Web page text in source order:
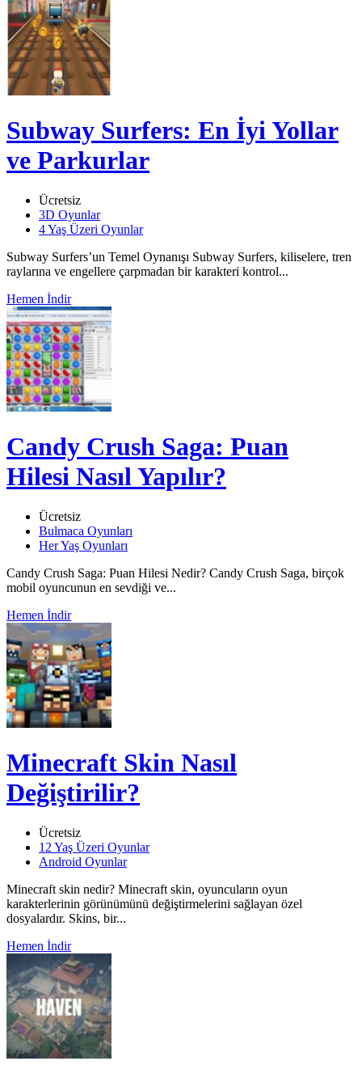
Subway Surfers: En İyi Yollar
ve Parkurlar
Ücretsiz
3D Oyunlar
4 Yaş Üzeri Oyunlar
Subway Surfers’un Temel Oynanışı Subway Surfers, kiliselere, tren
raylarına ve engellere çarpmadan bir karakteri kontrol...
Hemen İndir
Candy Crush Saga: Puan
Hilesi Nasıl Yapılır?
Ücretsiz
Bulmaca Oyunları
Her Yaş Oyunları
Candy Crush Saga: Puan Hilesi Nedir? Candy Crush Saga, birçok
mobil oyuncunun en sevdiği ve...
Hemen İndir
Minecraft Skin Nasıl
Değiştirilir?
Ücretsiz
12 Yaş Üzeri Oyunlar
Android Oyunlar
Minecraft skin nedir? Minecraft skin, oyuncuların oyun
karakterlerinin görünümünü değiştirmelerini sağlayan özel
dosyalardır. Skins, bir...
Hemen İndir